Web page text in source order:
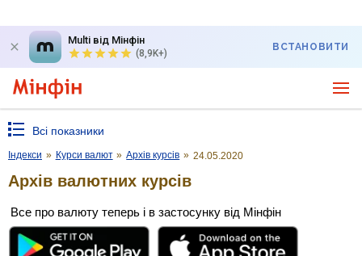
Multi від Мінфін
(8,9K+)
ВСТАНОВИТИ
Всі показники
Індекси » Курси валют » Архів курсів » 24.05.2020
Архів валютних курсів
Все про валюту теперь і в застосунку від Мінфін